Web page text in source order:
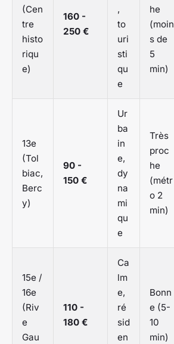
(Cen
tre
histo
riqu
e)
160 -
250 €
,
to
uri
sti
qu
e
he
(moin
s de
5
min)
13e
(Tol
biac,
Berc
y)
90 -
150 €
Ur
ba
in
e,
dy
na
mi
qu
e
Très
proc
he
(métr
o 2
min)
15e /
16e
(Riv
e
Gau
110 -
180 €
Ca
lm
e,
ré
sid
en
Bonn
e (5-
10
min)